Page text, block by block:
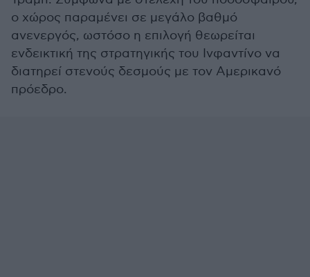
ο χώρος παραμένει σε μεγάλο βαθμό
ανενεργός, ωστόσο η επιλογή θεωρείται
ενδεικτική της στρατηγικής του Ινφαντίνο να
διατηρεί στενούς δεσμούς με τον Αμερικανό
πρόεδρο.